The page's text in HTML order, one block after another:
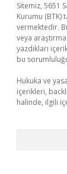
Sitemiz, 5651
Kurumu (BTK)
vermektedir.
veya
yazdıkları
bu
Hukuka ve
içerikleri,
halinde, ilgili